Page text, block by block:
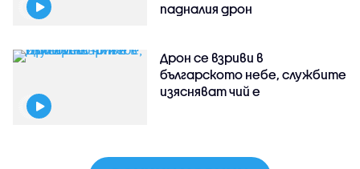
падналия дрон
Дрон се взриви в
българското небе, службите
изясняват чий е